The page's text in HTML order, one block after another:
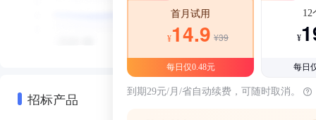
招标产品
首月试用
¥14.9 ¥39
每日仅0.48元
12
¥
每日
到期29元/月/省自动续费，可随时取消。